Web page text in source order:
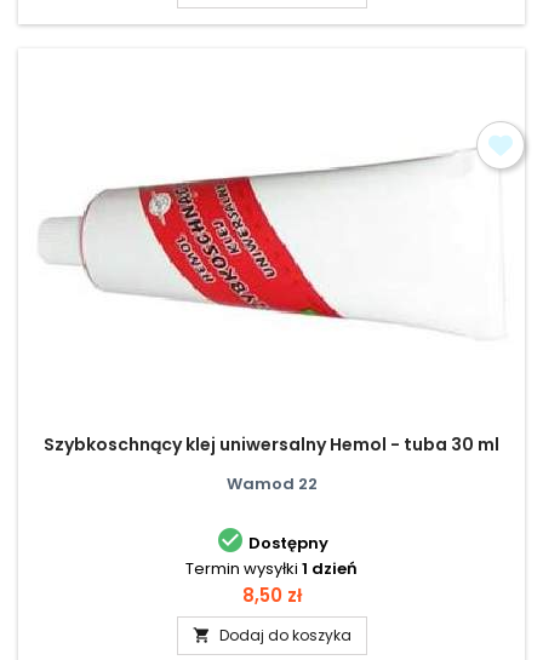
Szybkoschnący klej uniwersalny Hemol - tuba 30 ml
Wamod 22
 Dostępny
Termin wysyłki 1 dzień
Cena
8,50 zł
 Dodaj do koszyka